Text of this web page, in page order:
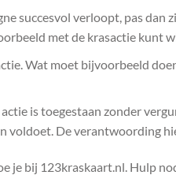
succesvol verloopt, pas
met de krasactie kunt
Wat moet bijvoorbeeld
is toegestaan zonder
voldoet. De verantwoording
je bij 123kraskaart.nl. Hulp